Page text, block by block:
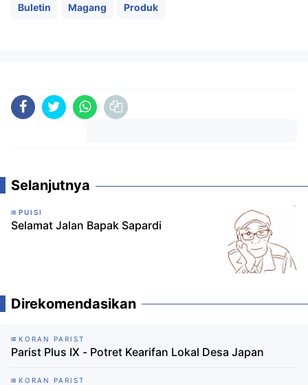
Buletin Magang Produk
Selanjutnya
PUISI
Selamat Jalan Bapak Sapardi
Direkomendasikan
KORAN PARIST
Parist Plus IX - Potret Kearifan Lokal Desa Japan
KORAN PARIST